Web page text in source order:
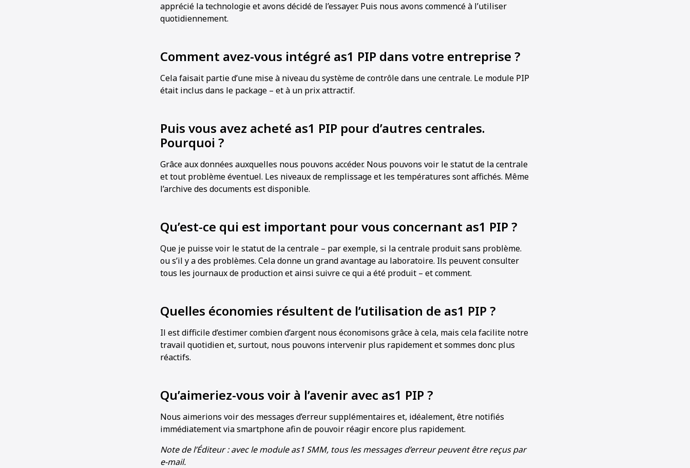
123
apprécié la technologie et avons décidé de l’essayer. Puis nous avons commencé à l’utiliser
quotidiennement.
Comment avez-vous intégré as1 PIP dans votre entreprise ?
Cela faisait partie d’une mise à niveau du système de contrôle dans une centrale. Le module PIP
était inclus dans le package – et à un prix attractif.
Puis vous avez acheté as1 PIP pour d’autres centrales.
Pourquoi ?
Grâce aux données auxquelles nous pouvons accéder. Nous pouvons voir le statut de la centrale
et tout problème éventuel. Les niveaux de remplissage et les températures sont affichés. Même
l’archive des documents est disponible.
Qu’est-ce qui est important pour vous concernant as1 PIP ?
Que je puisse voir le statut de la centrale – par exemple, si la centrale produit sans problème.
ou s’il y a des problèmes. Cela donne un grand avantage au laboratoire. Ils peuvent consulter
tous les journaux de production et ainsi suivre ce qui a été produit – et comment.
Quelles économies résultent de l’utilisation de as1 PIP ?
Il est difficile d’estimer combien d’argent nous économisons grâce à cela, mais cela facilite notre
travail quotidien et, surtout, nous pouvons intervenir plus rapidement et sommes donc plus
réactifs.
Qu’aimeriez-vous voir à l’avenir avec as1 PIP ?
Nous aimerions voir des messages d’erreur supplémentaires et, idéalement, être notifiés
immédiatement via smartphone afin de pouvoir réagir encore plus rapidement.
Note de l’Éditeur : avec le module as1 SMM, tous les messages d’erreur peuvent être reçus par
e-mail.